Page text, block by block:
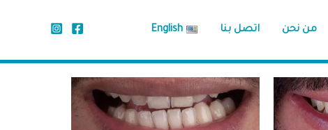
من نحن اتصل بنا English